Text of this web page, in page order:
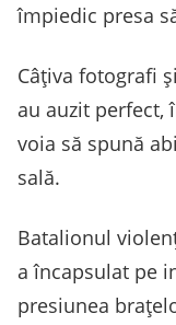
împiedic presa
Câțiva fotografi
au auzit perfect,
voia să spună
sală.
Batalionul
a încapsulat pe
presiunea